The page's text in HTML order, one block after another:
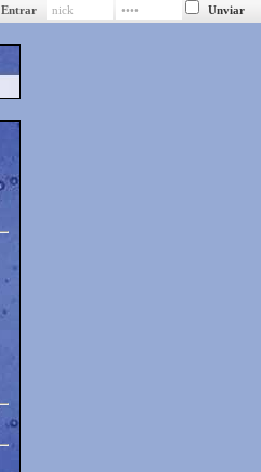
Entrar